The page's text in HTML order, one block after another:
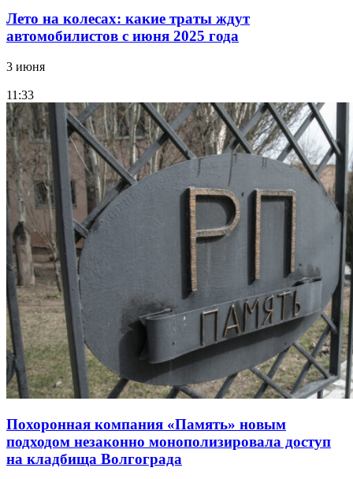
Лето на колесах: какие траты ждут
автомобилистов с июня 2025 года
3 июня
11:33
Похоронная компания «Память» новым
подходом незаконно монополизировала доступ
на кладбища Волгограда